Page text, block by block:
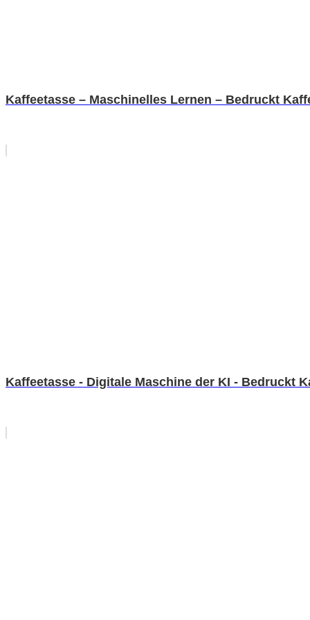
Kaffeetasse – Maschinelles Lernen – Bedruckt
Kaffeetasse - Digitale Maschine der KI - Bedruckt